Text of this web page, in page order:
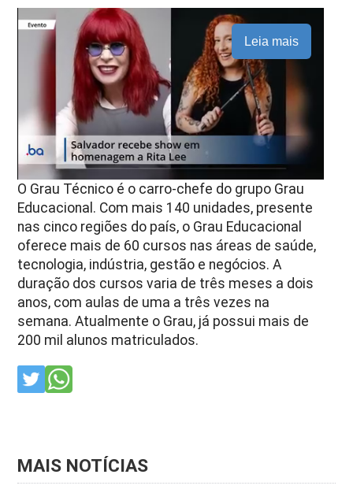
Leia mais
O Grau Técnico é o carro-chefe do grupo Grau
Educacional. Com mais 140 unidades, presente
nas cinco regiões do país, o Grau Educacional
oferece mais de 60 cursos nas áreas de saúde,
tecnologia, indústria, gestão e negócios. A
duração dos cursos varia de três meses a dois
anos, com aulas de uma a três vezes na
semana. Atualmente o Grau, já possui mais de
200 mil alunos matriculados.
MAIS NOTÍCIAS